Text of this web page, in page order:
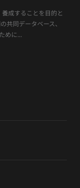
成することを目的と
共同データベース、
めに...